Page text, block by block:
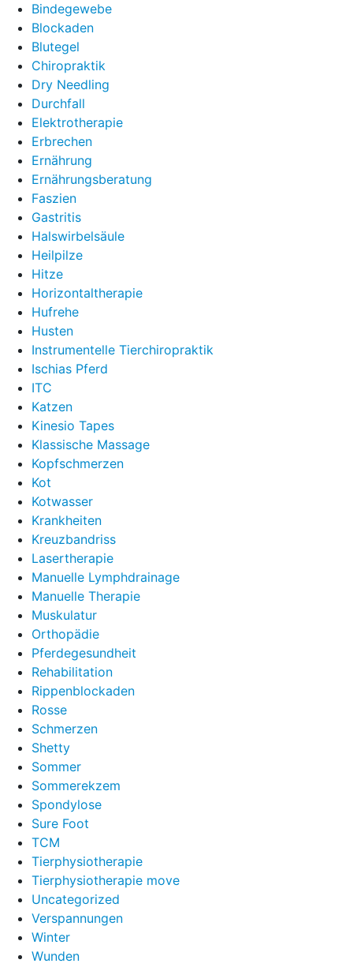
Bindegewebe
Blockaden
Blutegel
Chiropraktik
Dry Needling
Durchfall
Elektrotherapie
Erbrechen
Ernährung
Ernährungsberatung
Faszien
Gastritis
Halswirbelsäule
Heilpilze
Hitze
Horizontaltherapie
Hufrehe
Husten
Instrumentelle Tierchiropraktik
Ischias Pferd
ITC
Katzen
Kinesio Tapes
Klassische Massage
Kopfschmerzen
Kot
Kotwasser
Krankheiten
Kreuzbandriss
Lasertherapie
Manuelle Lymphdrainage
Manuelle Therapie
Muskulatur
Orthopädie
Pferdegesundheit
Rehabilitation
Rippenblockaden
Rosse
Schmerzen
Shetty
Sommer
Sommerekzem
Spondylose
Sure Foot
TCM
Tierphysiotherapie
Tierphysiotherapie move
Uncategorized
Verspannungen
Winter
Wunden